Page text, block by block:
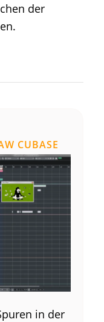
der
CUBASE
in der